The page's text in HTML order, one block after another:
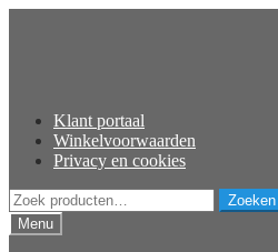
Klant portaal
Winkelvoorwaarden
Privacy en cookies
Zoeken
naar:
Zoeken
Menu